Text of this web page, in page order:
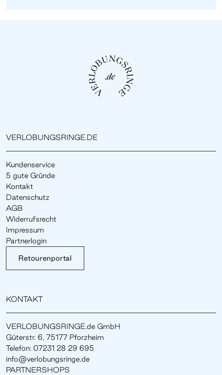
VERLOBUNGSRINGE.DE
Kundenservice
5 gute Gründe
Kontakt
Datenschutz
AGB
Widerrufsrecht
Impressum
Partnerlogin
Retourenportal
KONTAKT
VERLOBUNGSRINGE.de GmbH
Güterstr. 6, 75177 Pforzheim
Telefon: 07231 28 29 695
info@verlobungsringe.de
PARTNERSHOPS